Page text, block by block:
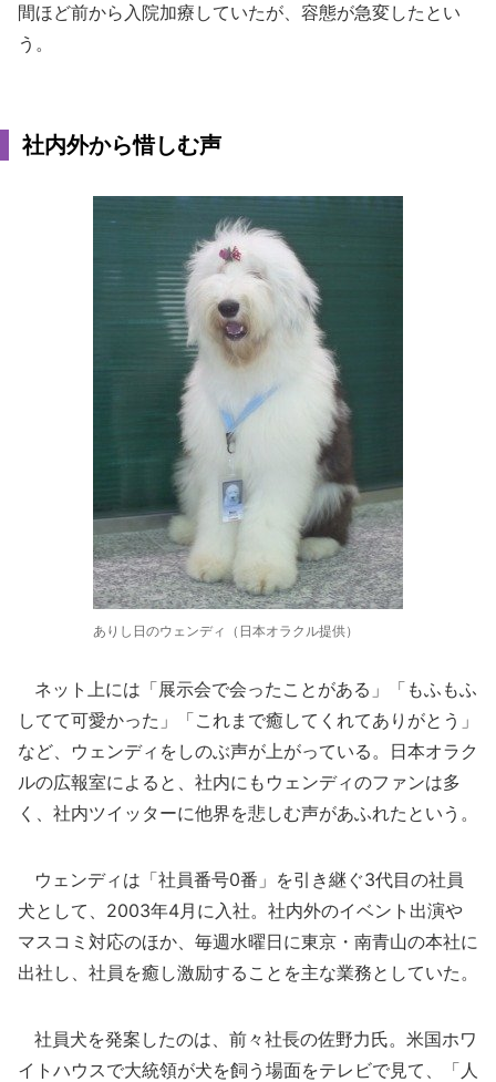
間ほど前から入院加療していたが、容態が急変したとい
う。
社内外から惜しむ声
ありし日のウェンディ（日本オラクル提供）
ネット上には「展示会で会ったことがある」「もふもふ
してて可愛かった」「これまで癒してくれてありがとう」
など、ウェンディをしのぶ声が上がっている。日本オラク
ルの広報室によると、社内にもウェンディのファンは多
く、社内ツイッターに他界を悲しむ声があふれたという。
ウェンディは「社員番号0番」を引き継ぐ3代目の社員
犬として、2003年4月に入社。社内外のイベント出演や
マスコミ対応のほか、毎週水曜日に東京・南青山の本社に
出社し、社員を癒し激励することを主な業務としていた。
社員犬を発案したのは、前々社長の佐野力氏。米国ホワ
イトハウスで大統領が犬を飼う場面をテレビで見て、「人